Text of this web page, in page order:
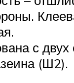
с двух
(Ш2).